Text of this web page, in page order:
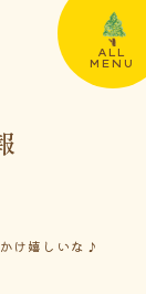
ALL
MENU
け嬉しいな♪